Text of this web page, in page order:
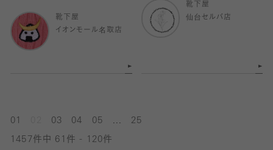
靴下屋
イオンモール名取店
靴下屋
仙台セルバ店
01 03 04 05 25
1457件中 61件 - 120件